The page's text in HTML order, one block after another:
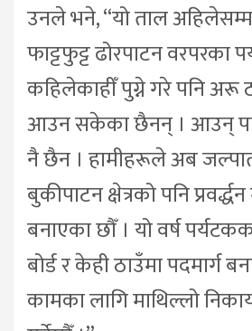
उनले भने, “यो ताल
फाट्टफुट्ट ढोरपाटन वरपरका
कहिलेकाहीँ पुग्ने गरे पनि अरू
आउन सकेका छैनन् । आउन्
नै छैन । हामीहरूले अब
बुकीपाटन क्षेत्रको पनि
बनाएका छौँ । यो वर्ष
बोर्ड र केही ठाउँमा पदमार्ग
कामका लागि माथिल्लो